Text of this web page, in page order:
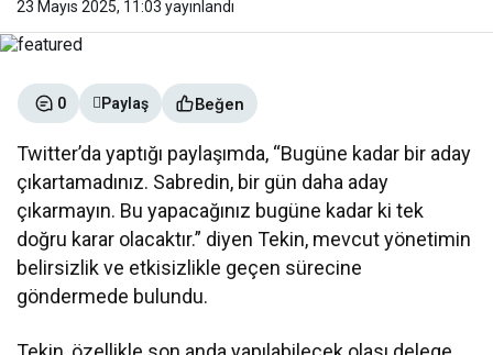
23 Mayıs 2025, 11:03 yayınlandı
0 Paylaş Beğen
Twitter’da yaptığı paylaşımda, “Bugüne kadar bir aday
çıkartamadınız. Sabredin, bir gün daha aday
çıkarmayın. Bu yapacağınız bugüne kadar ki tek
doğru karar olacaktır.” diyen Tekin, mevcut yönetimin
belirsizlik ve etkisizlikle geçen sürecine
göndermede bulundu.